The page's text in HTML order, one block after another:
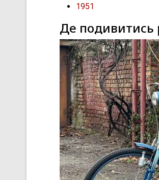
1951
Де подивитись